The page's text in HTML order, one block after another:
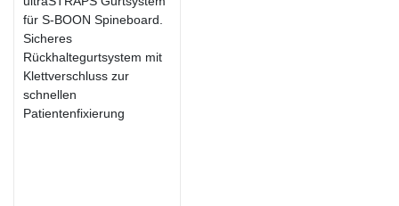
für S-BOON Spineboard.
Sicheres
Rückhaltegurtsystem mit
Klettverschluss zur
schnellen
Patientenfixierung